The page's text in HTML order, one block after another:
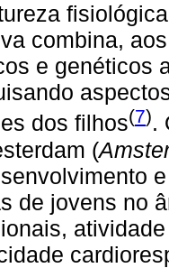
combina,
e genéticos
dos filhos(7).
(
de jovens no